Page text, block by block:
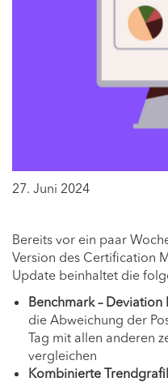
27. Juni 2024
Bereits vor ein paar
Version des Certification
Update beinhaltet die
Benchmark –
die Abweichung der
Tag mit allen anderen
vergleichen
Kombinierte